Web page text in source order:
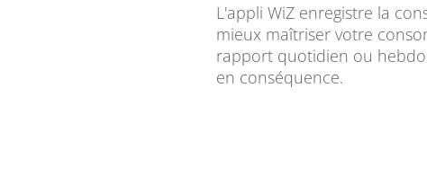
L'appli WiZ enregistre la
mieux maîtriser votre
rapport quotidien ou
en conséquence.